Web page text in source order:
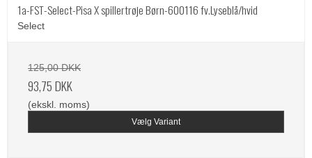
1a-FST-Select-Pisa X spillertrøje Børn-600116 fv.Lyseblå/hvid
Select
125,00 DKK
93,75 DKK
(ekskl. moms)
Vælg Variant